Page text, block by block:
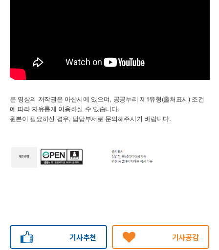
본 영상의 저작권은 아산시에 있으며, 공공누리 제1유형(출처표시) 조건
에 따라 자유롭게 이용하실 수 있습니다.
원본이 필요하신 경우, 담당부서로 문의해주시기 바랍니다.
기사추천 기사공감